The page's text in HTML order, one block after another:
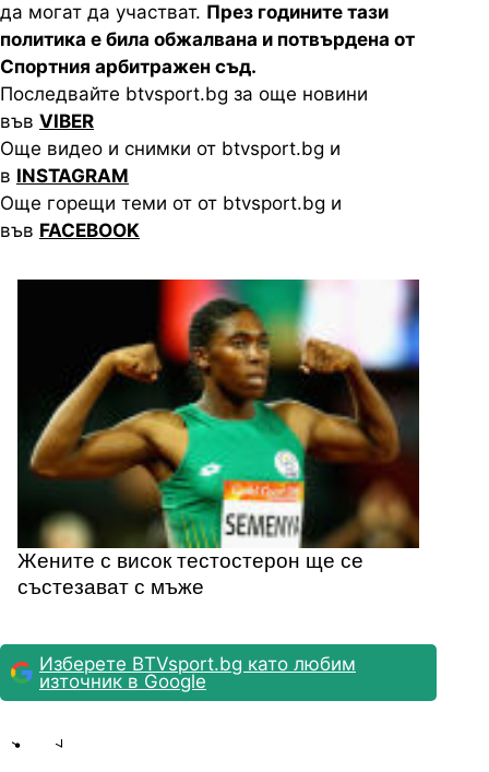
да могат да участват. През годините тази
политика е била обжалвана и потвърдена от
Спортния арбитражен съд.
Последвайте btvsport.bg за още новини
във VIBER
Още видео и снимки от btvsport.bg и
в INSTAGRAM
Още горещи теми от от btvsport.bg и
във FACEBOOK
Жените с висок тестостерон ще се
състезават с мъже
Изберете BTVsport.bg като любим
източник в Google